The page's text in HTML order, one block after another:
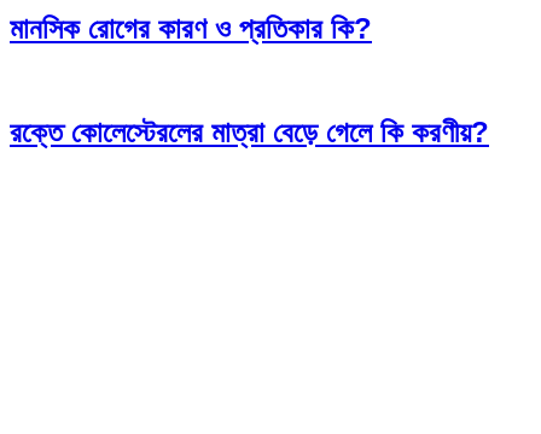
মানসিক রোগের কারণ ও প্রতিকার কি?
রক্তে কোলেস্টেরলের মাত্রা বেড়ে গেলে কি করণীয়?